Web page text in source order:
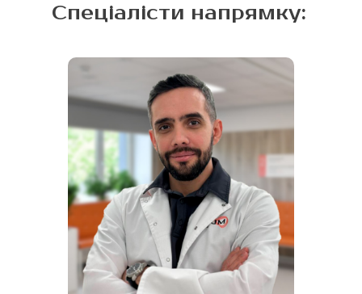
Спеціалісти напрямку: